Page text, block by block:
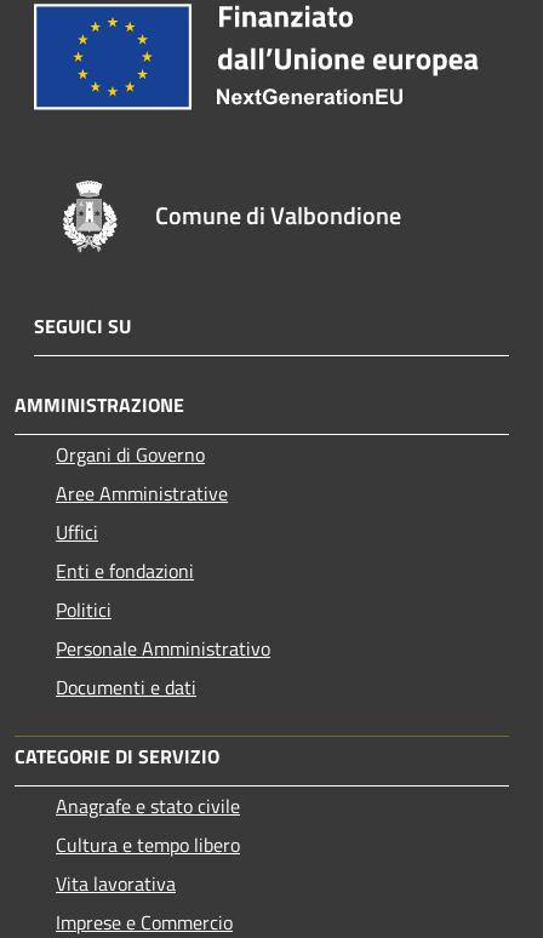
Comune di Valbondione
SEGUICI SU
AMMINISTRAZIONE
Organi di Governo
Aree Amministrative
Uffici
Enti e fondazioni
Politici
Personale Amministrativo
Documenti e dati
CATEGORIE DI SERVIZIO
Anagrafe e stato civile
Cultura e tempo libero
Vita lavorativa
Imprese e Commercio